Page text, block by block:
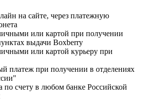
на сайте, через платежную
или картой при получении
выдачи Boxberry
или картой курьеру при
платеж при получении в отделениях
по счету в любом банке Российской